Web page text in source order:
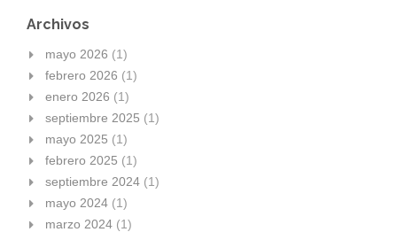
Archivos
mayo 2026 (1)
febrero 2026 (1)
enero 2026 (1)
septiembre 2025 (1)
mayo 2025 (1)
febrero 2025 (1)
septiembre 2024 (1)
mayo 2024 (1)
marzo 2024 (1)